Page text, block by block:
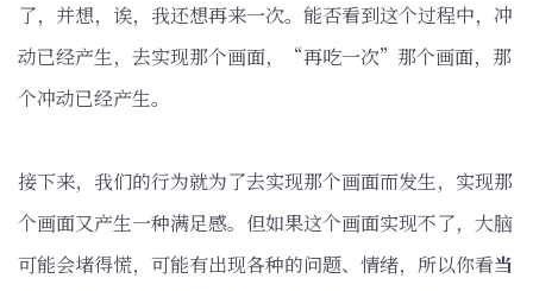
了，并想，诶，我还想再来一次。能否看到这个过程中，冲
动已经产生，去实现那个画面，“再吃一次”那个画面，那
个冲动已经产生。
接下来，我们的行为就为了去实现那个画面而发生，实现那
个画面又产生一种满足感。但如果这个画面实现不了，大脑
可能会堵得慌，可能有出现各种的问题、情绪，所以你看当